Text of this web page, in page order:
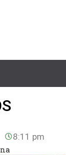
8:11 pm